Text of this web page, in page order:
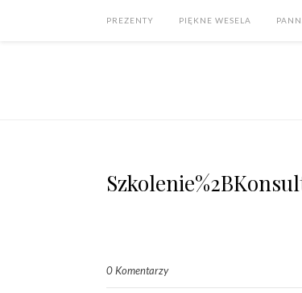
PREZENTY PIĘKNE WESELA
0 Komentarzy